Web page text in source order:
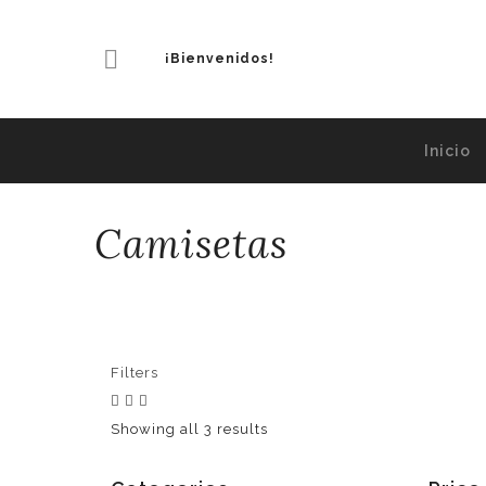
¡Bienvenidos!
Inicio
Camisetas
Filters
Showing all 3 results